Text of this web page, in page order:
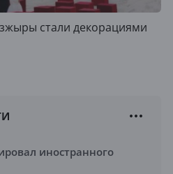
стали декорациями
иностранного